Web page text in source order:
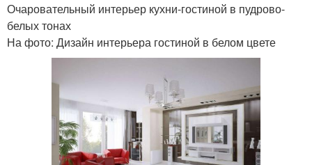
Очаровательный интерьер кухни-гостиной в пудрово-
белых тонах
На фото: Дизайн интерьера гостиной в белом цвете